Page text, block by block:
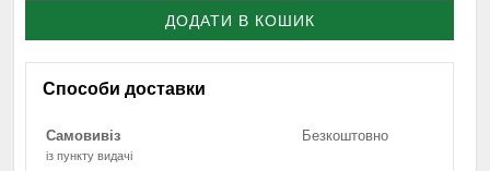
ДОДАТИ В КОШИК
Способи доставки
Самовивіз
із пункту видачі
Безкоштовно